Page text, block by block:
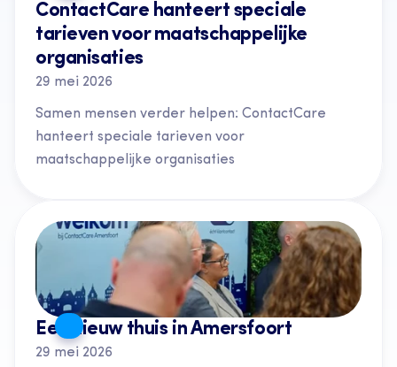
ContactCare hanteert speciale
tarieven voor maatschappelijke
organisaties
29 mei 2026
Samen mensen verder helpen: ContactCare
hanteert speciale tarieven voor
maatschappelijke organisaties
Een nieuw thuis in Amersfoort
29 mei 2026